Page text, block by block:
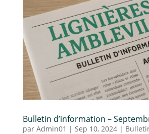
Bulletin d’information –
par Admin01 | Sep 10, 2024|